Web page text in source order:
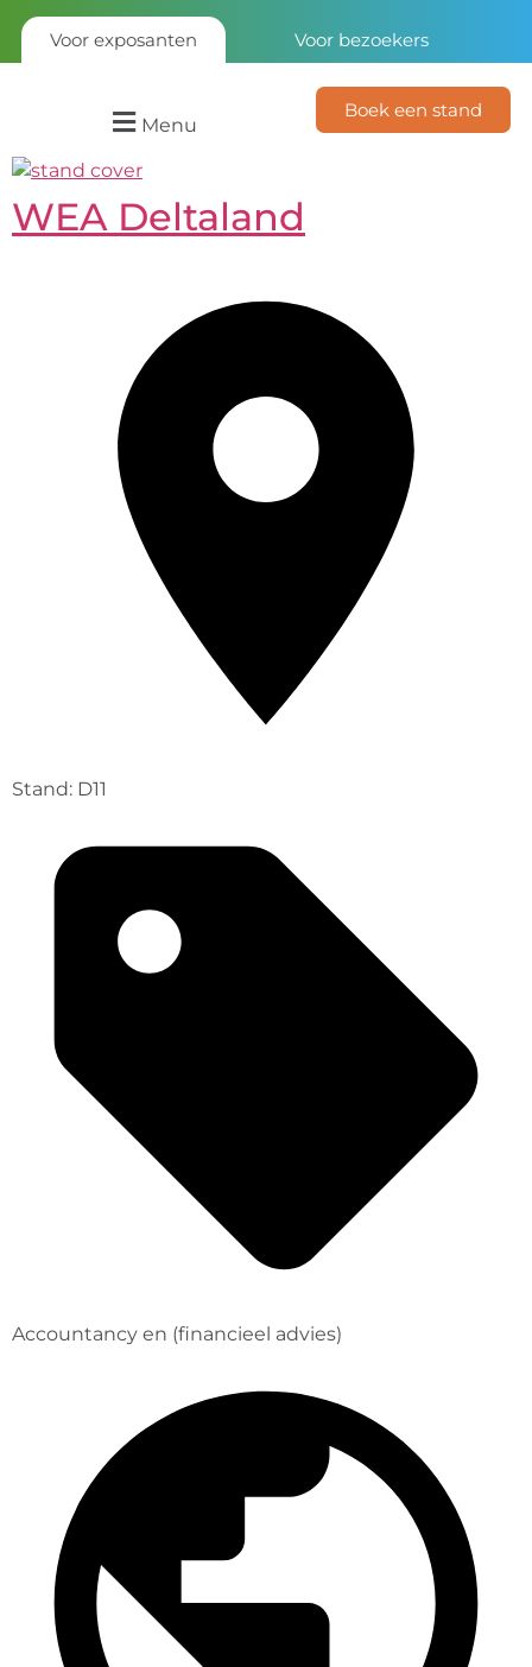
Voor exposanten Voor bezoekers
Menu
Boek een stand
WEA Deltaland
Stand: D11
Accountancy en (financieel advies)